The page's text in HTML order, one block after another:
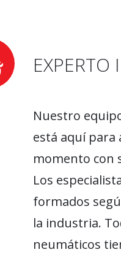
EXPERTO
Nuestro
está aquí para
momento con
Los
formados
la industria.
neumáticos